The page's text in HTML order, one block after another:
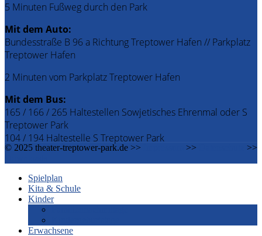
5 Minuten Fußweg durch den Park
Mit dem Auto:
Bundesstraße B 96 a Richtung Treptower Hafen // Parkplatz
Treptower Hafen
2 Minuten vom Parkplatz Treptower Hafen
Mit dem Bus:
165 / 166 / 265 Haltestellen Sowjetisches Ehrenmal oder S
Treptower Park
104 / 194 Haltestelle S Treptower Park
© 2025 theater-treptower-park.de >> >>
>>
Spielplan
Kita & Schule
Kinder
Erwachsene